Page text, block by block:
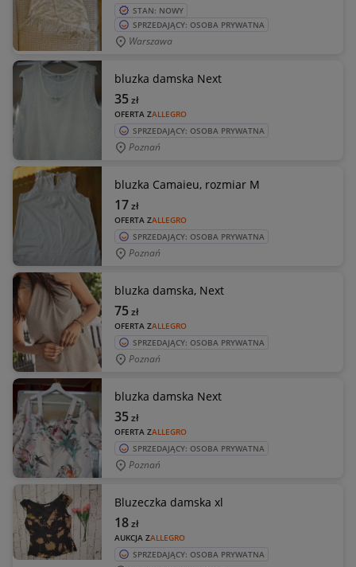
STAN: NOWY
SPRZEDAJĄCY: OSOBA PRYWATNA
Warszawa
bluzka damska Next
OFERTA ZALLEGRO
35zł
SPRZEDAJĄCY: OSOBA PRYWATNA
Poznań
bluzka Camaieu, rozmiar M
OFERTA ZALLEGRO
17zł
SPRZEDAJĄCY: OSOBA PRYWATNA
Poznań
bluzka damska, Next
OFERTA ZALLEGRO
75zł
SPRZEDAJĄCY: OSOBA PRYWATNA
Poznań
bluzka damska Next
OFERTA ZALLEGRO
35zł
SPRZEDAJĄCY: OSOBA PRYWATNA
Poznań
Bluzeczka damska xl
AUKCJA ZALLEGRO
18zł
SPRZEDAJĄCY: OSOBA PRYWATNA